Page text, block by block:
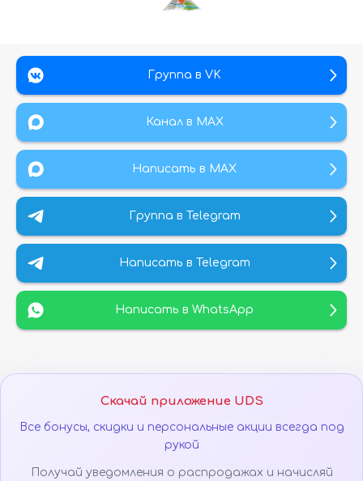
Группа в VK
Канал в МАХ
Написать в MAX
Группа в Telegram
Написать в Telegram
Написать в WhatsApp
Скачай приложение UDS
Все бонусы, скидки и персональные акции всегда под
рукой
Получай уведомления о распродажах и начисляй